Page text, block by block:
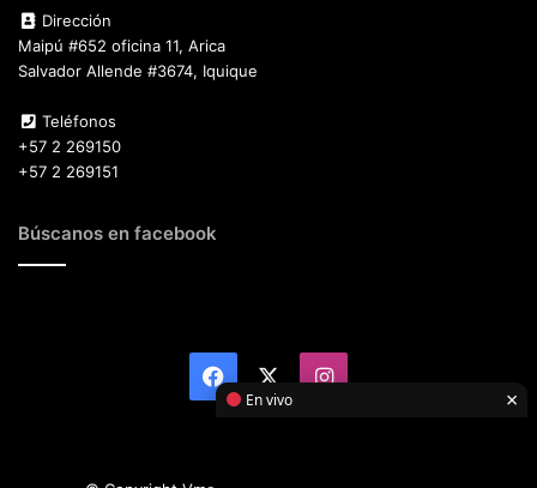
Dirección
Maipú #652 oficina 11, Arica
Salvador Allende #3674, Iquique
Teléfonos
+57 2 269150
+57 2 269151
Búscanos en facebook
Facebook Instagram
En vivo ×